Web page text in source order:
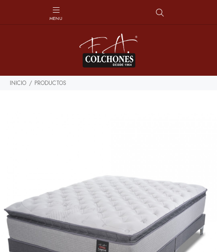
INICIO PRODUCTOS